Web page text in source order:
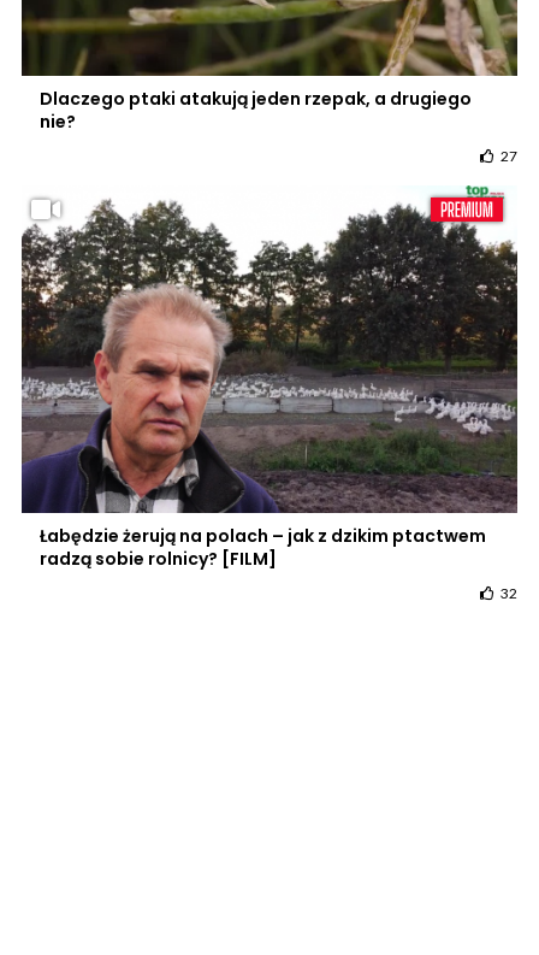
Dlaczego ptaki atakują jeden rzepak, a drugiego
nie?
27
Łabędzie żerują na polach – jak z dzikim ptactwem
radzą sobie rolnicy? [FILM]
32